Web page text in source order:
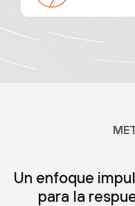
Un enfoque
para la